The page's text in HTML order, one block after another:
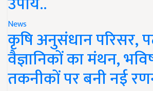
News
कृषि अनुसंधान परिसर,
वैज्ञानिकों का मंथन,
तकनीकों पर बनी नई